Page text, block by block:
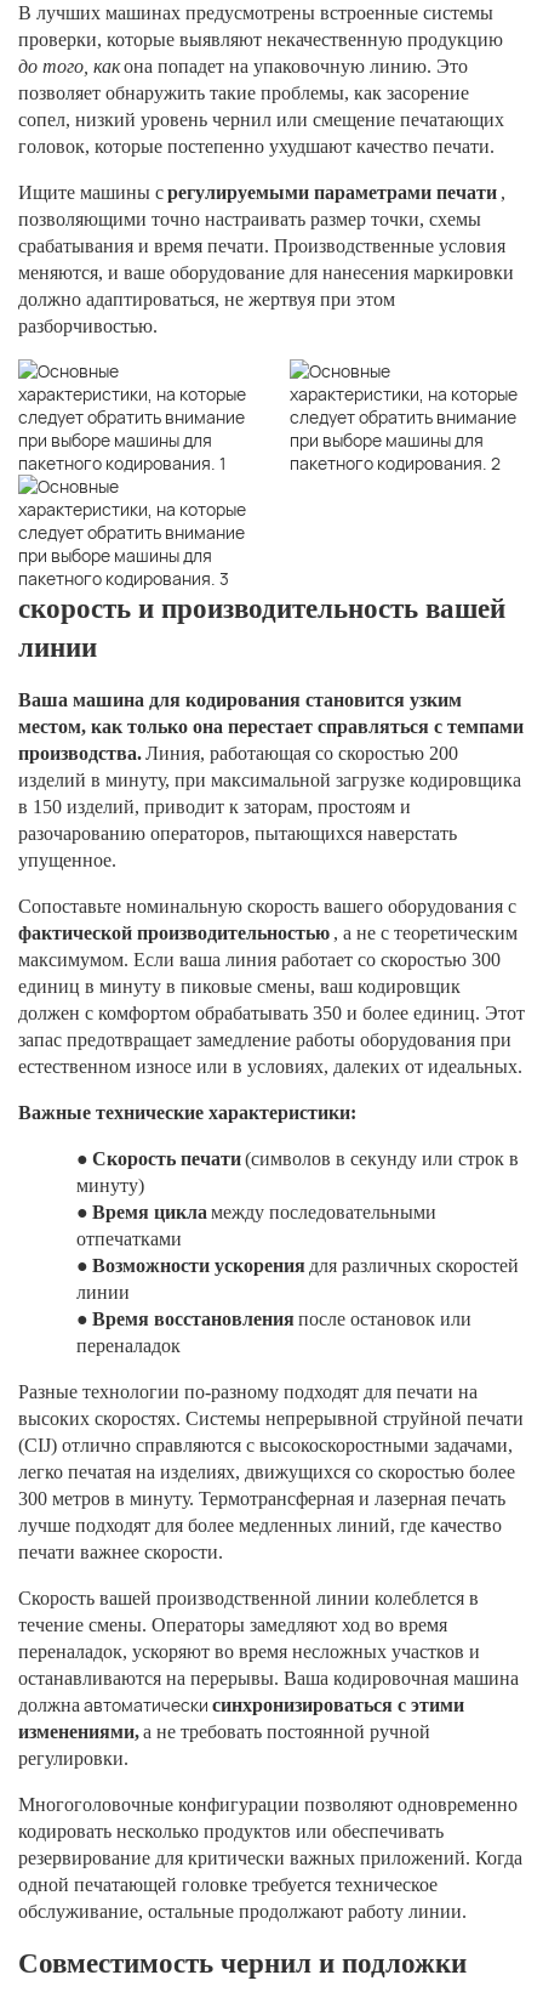
В лучших машинах предусмотрены встроенные системы
проверки, которые выявляют некачественную продукцию
до того, какона попадет на упаковочную линию. Это
позволяет обнаружить такие проблемы, как засорение
сопел, низкий уровень чернил или смещение печатающих
головок, которые постепенно ухудшают качество печати.
Ищите машины срегулируемыми параметрами печати ,
позволяющими точно настраивать размер точки, схемы
срабатывания и время печати. ​​Производственные условия
меняются, и ваше оборудование для нанесения маркировки
должно адаптироваться, не жертвуя при этом
разборчивостью.
скорость и производительность вашей
линии
Ваша машина для кодирования становится узким
местом, как только она перестает справляться с темпами
производства.Линия, работающая со скоростью 200
изделий в минуту, при максимальной загрузке кодировщика
в 150 изделий, приводит к заторам, простоям и
разочарованию операторов, пытающихся наверстать
упущенное.
Сопоставьте номинальную скорость вашего оборудования с
фактической производительностью , а не с теоретическим
максимумом. Если ваша линия работает со скоростью 300
единиц в минуту в пиковые смены, ваш кодировщик
должен с комфортом обрабатывать 350 и более единиц. Этот
запас предотвращает замедление работы оборудования при
естественном износе или в условиях, далеких от идеальных.
Важные технические характеристики:
● Скорость печати(символов в секунду или строк в
минуту)
● Время цикла между последовательными
отпечатками
● Возможности ускорения для различных скоростей
линии
● Время восстановленияпосле остановок или
переналадок
Разные технологии по-разному подходят для печати на
высоких скоростях. Системы непрерывной струйной печати
(CIJ) отлично справляются с высокоскоростными задачами,
легко печатая на изделиях, движущихся со скоростью более
300 метров в минуту. Термотрансферная и лазерная печать
лучше подходят для более медленных линий, где качество
печати важнее скорости.
Скорость вашей производственной линии колеблется в
течение смены. Операторы замедляют ход во время
переналадок, ускоряют во время несложных участков и
останавливаются на перерывы. Ваша кодировочная машина
должна автоматически синхронизироваться с этими
изменениями,а не требовать постоянной ручной
регулировки.
Многоголовочные конфигурации позволяют одновременно
кодировать несколько продуктов или обеспечивать
резервирование для критически важных приложений. Когда
одной печатающей головке требуется техническое
обслуживание, остальные продолжают работу линии.
Совместимость чернил и подложки